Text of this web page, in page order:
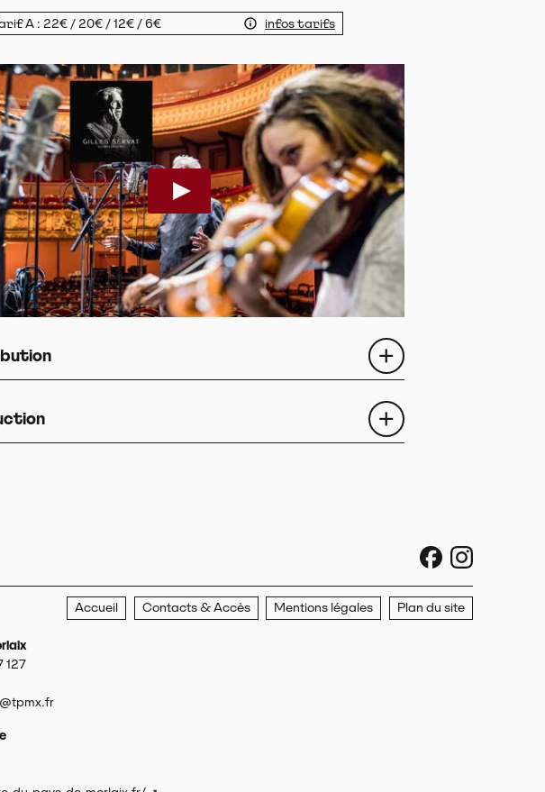
A : 22€ / 20€ / 12€ / 6€ infos tarifs
sociaux
Accueil Contacts & Accès Mentions légales Plan du site
127